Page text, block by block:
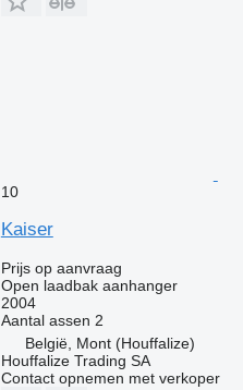
10
Kaiser
Prijs op aanvraag
Open laadbak aanhanger
2004
Aantal assen 2
België, Mont (Houffalize)
Houffalize Trading SA
Contact opnemen met verkoper